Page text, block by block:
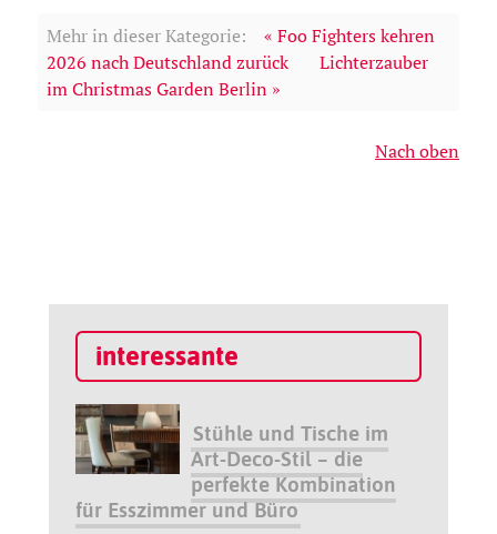
Mehr in dieser Kategorie:
« Foo Fighters kehren
2026 nach Deutschland zurück
Lichterzauber
im Christmas Garden Berlin »
Nach oben
interessante
Stühle und Tische im
Art-Deco-Stil – die
perfekte Kombination
für Esszimmer und Büro